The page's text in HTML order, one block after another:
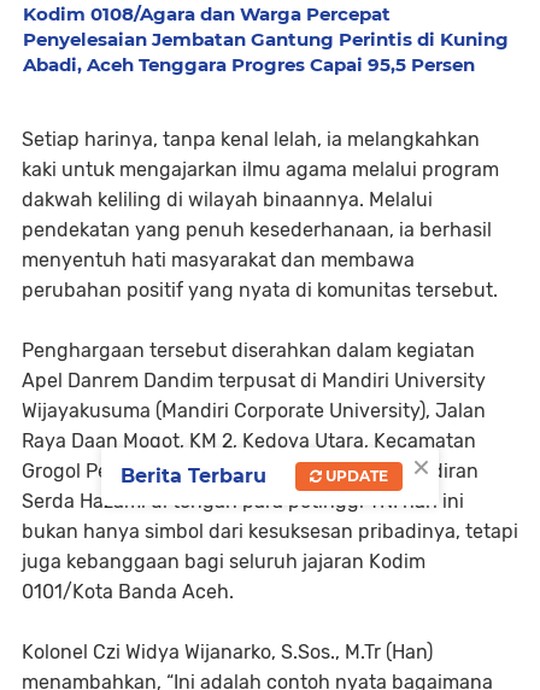
Kodim 0108/Agara dan Warga Percepat
Penyelesaian Jembatan Gantung Perintis di Kuning
Abadi, Aceh Tenggara Progres Capai 95,5 Persen
Setiap harinya, tanpa kenal lelah, ia melangkahkan
kaki untuk mengajarkan ilmu agama melalui program
dakwah keliling di wilayah binaannya. Melalui
pendekatan yang penuh kesederhanaan, ia berhasil
menyentuh hati masyarakat dan membawa
perubahan positif yang nyata di komunitas tersebut.
Penghargaan tersebut diserahkan dalam kegiatan
Apel Danrem Dandim terpusat di Mandiri University
Wijayakusuma (Mandiri Corporate University), Jalan
Raya Daan Mogot, KM 2, Kedoya Utara, Kecamatan
Grogol Petamburan, Kota Jakarta Barat. Kehadiran
Serda Hazami di tengah para petinggi TNI hari ini
bukan hanya simbol dari kesuksesan pribadinya, tetapi
juga kebanggaan bagi seluruh jajaran Kodim
0101/Kota Banda Aceh.
Kolonel Czi Widya Wijanarko, S.Sos., M.Tr (Han)
menambahkan, “Ini adalah contoh nyata bagaimana
×
Berita Terbaru UPDATE